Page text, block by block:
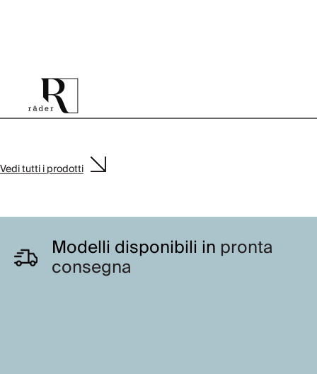
Vedi tutti i prodotti
Modelli disponibili in pronta
consegna